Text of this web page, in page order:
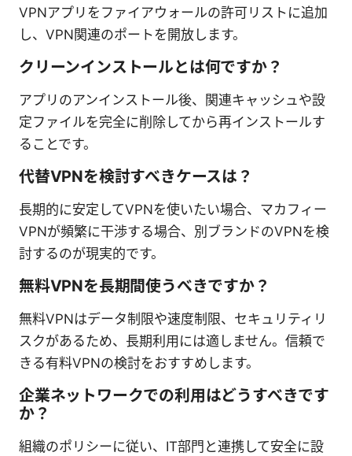
VPNアプリをファイアウォールの許可リストに追加
し、VPN関連のポートを開放します。
クリーンインストールとは何ですか？
アプリのアンインストール後、関連キャッシュや設
定ファイルを完全に削除してから再インストールす
ることです。
代替VPNを検討すべきケースは？
長期的に安定してVPNを使いたい場合、マカフィー
VPNが頻繁に干渉する場合、別ブランドのVPNを検
討するのが現実的です。
無料VPNを長期間使うべきですか？
無料VPNはデータ制限や速度制限、セキュリティリ
スクがあるため、長期利用には適しません。信頼で
きる有料VPNの検討をおすすめします。
企業ネットワークでの利用はどうすべきです
か？
組織のポリシーに従い、IT部門と連携して安全に設